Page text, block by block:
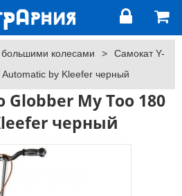
колесами >
Самокат Y-
by Kleefer черный
Globber My Too 180
черный